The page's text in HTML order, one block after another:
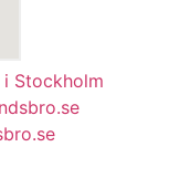
Stockholm